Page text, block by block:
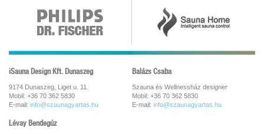
iSauna Design Kft. Dunaszeg
9174 Dunaszeg, Liget u. 11.
Mobil: +36 70 362 5830
E-mail: info@szaunagyartas.hu
Balázs Csaba
Szauna és Wellnessház designer
Mobil: +36 70 362 5830
E-mail: info@szaunagyartas.hu
Lévay Bendegúz